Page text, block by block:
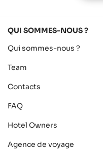
QUI SOMMES-NOUS ?
Qui sommes-nous ?
Team
Contacts
FAQ
Hotel Owners
Agence de voyage